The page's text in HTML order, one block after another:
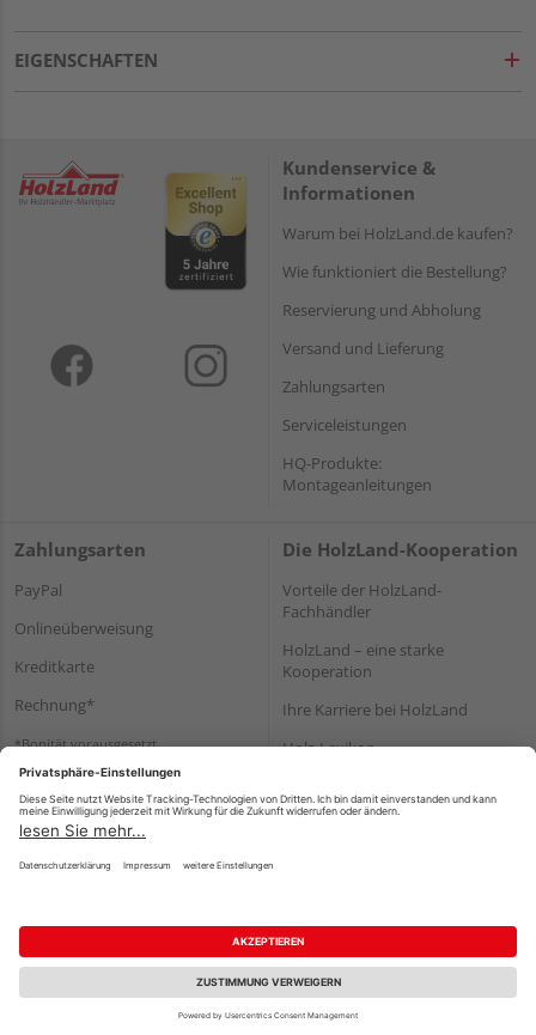
EIGENSCHAFTEN
Kundenservice &
Informationen
Warum bei HolzLand.de kaufen?
Wie funktioniert die Bestellung?
Reservierung und Abholung
Versand und Lieferung
Zahlungsarten
Serviceleistungen
HQ-Produkte:
Montageanleitungen
Zahlungsarten
PayPal
Onlineüberweisung
Kreditkarte
Rechnung*
*Bonität vorausgesetzt
Die HolzLand-Kooperation
Vorteile der HolzLand-
Fachhändler
HolzLand – eine starke
Kooperation
Ihre Karriere bei HolzLand
Holz-Lexikon
Impressum Datenschutz
Nutzungsbedingungen
Barrierefreiheitserklärung
Vertrag widerrufen